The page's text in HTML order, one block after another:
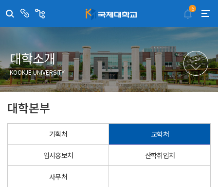
센
국제대학교 입학안내
학술정보원
학생생활관
국제교류센터
산학협력단
평생교육원
교수학습지원센터
무선인터넷이용안내
포탈사이트
증명발급사이트
국제무인항공
6
대학소개
KOOKJE UNIVERSITY
대학본부
기획처 교학처
입시홍보처 산학취업처
사무처